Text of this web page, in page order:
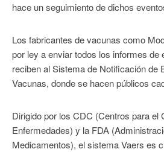
hace un seguimiento de dichos
Los fabricantes de vacunas como
por ley a enviar todos los informes de
reciben al Sistema de Notificación de
Vacunas, donde se hacen públicos
Dirigido por los CDC (Centros para el
Enfermedades) y la FDA
Medicamentos), el sistema Vaers es